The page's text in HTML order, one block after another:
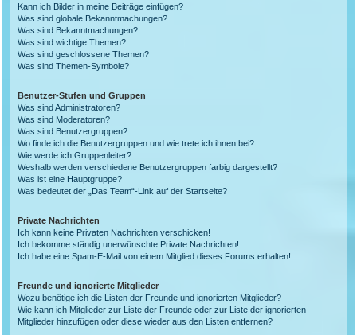
Kann ich Bilder in meine Beiträge einfügen?
Was sind globale Bekanntmachungen?
Was sind Bekanntmachungen?
Was sind wichtige Themen?
Was sind geschlossene Themen?
Was sind Themen-Symbole?
Benutzer-Stufen und Gruppen
Was sind Administratoren?
Was sind Moderatoren?
Was sind Benutzergruppen?
Wo finde ich die Benutzergruppen und wie trete ich ihnen bei?
Wie werde ich Gruppenleiter?
Weshalb werden verschiedene Benutzergruppen farbig dargestellt?
Was ist eine Hauptgruppe?
Was bedeutet der „Das Team“-Link auf der Startseite?
Private Nachrichten
Ich kann keine Privaten Nachrichten verschicken!
Ich bekomme ständig unerwünschte Private Nachrichten!
Ich habe eine Spam-E-Mail von einem Mitglied dieses Forums erhalten!
Freunde und ignorierte Mitglieder
Wozu benötige ich die Listen der Freunde und ignorierten Mitglieder?
Wie kann ich Mitglieder zur Liste der Freunde oder zur Liste der ignorierten
Mitglieder hinzufügen oder diese wieder aus den Listen entfernen?